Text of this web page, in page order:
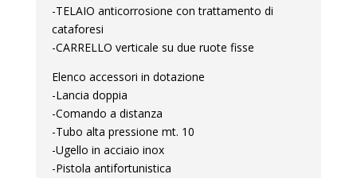
-TELAIO anticorrosione con trattamento di
cataforesi
-CARRELLO verticale su due ruote fisse
Elenco accessori in dotazione
-Lancia doppia
-Comando a distanza
-Tubo alta pressione mt. 10
-Ugello in acciaio inox
-Pistola antifortunistica